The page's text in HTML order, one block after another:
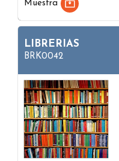
Muestra
LIBRERIAS
BRK0042